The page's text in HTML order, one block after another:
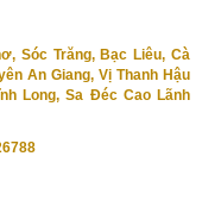
Sóc Trăng, Bạc Liêu, Cà
An Giang, Vị Thanh Hậu
Long, Sa Đéc Cao Lãnh